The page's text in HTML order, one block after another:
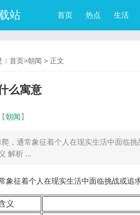
站 首页 热点 生活
首页>朝闻 > 正文
么寓意
【朝闻】
，通常象征着个人在现实生活中面临
解析 ...
象征着个人在现实生活中面临挑战或追
义